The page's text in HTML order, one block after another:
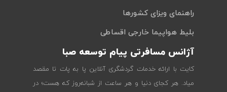
راهنمای ویزای کشورها
بلیط هواپیما خارجی اقساطی
آژانس مسافرتی پیام توسعه صبا
کایت با ارائه خدمات گردشگری آنلاین پا به پات تا مقصد
میاد. هر کجای دنیا و هر ساعت از شبانه‌روز که هست؛ در